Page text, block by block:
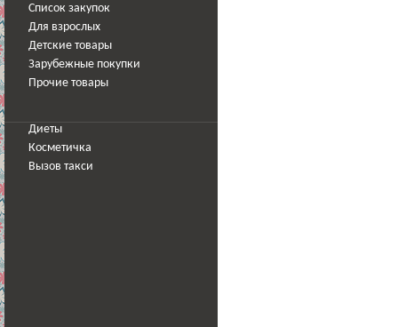
Список закупок
Для взрослых
Детские товары
Зарубежные покупки
Прочие товары
Диеты
Косметичка
Вызов такси